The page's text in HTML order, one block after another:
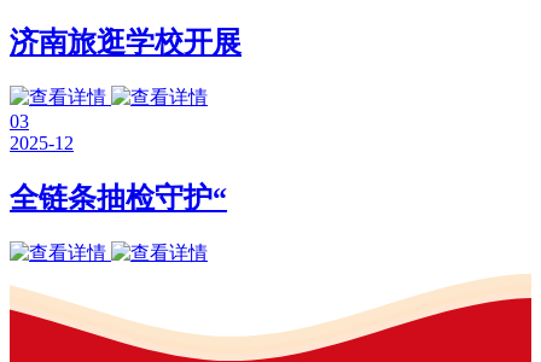
济南旅逛学校开展
03
2025-12
全链条抽检守护“